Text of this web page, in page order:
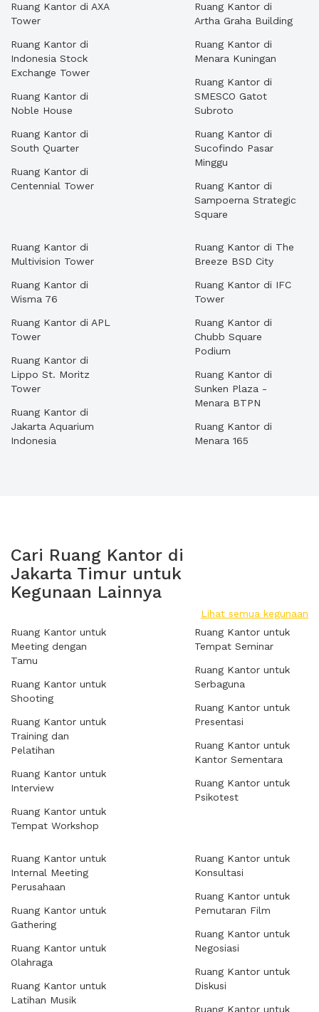
Ruang Kantor di AXA
Tower
Ruang Kantor di
Indonesia Stock
Exchange Tower
Ruang Kantor di
Noble House
Ruang Kantor di
South Quarter
Ruang Kantor di
Centennial Tower
Ruang Kantor di
Artha Graha Building
Ruang Kantor di
Menara Kuningan
Ruang Kantor di
SMESCO Gatot
Subroto
Ruang Kantor di
Sucofindo Pasar
Minggu
Ruang Kantor di
Sampoerna Strategic
Square
Ruang Kantor di
Multivision Tower
Ruang Kantor di
Wisma 76
Ruang Kantor di APL
Tower
Ruang Kantor di
Lippo St. Moritz
Tower
Ruang Kantor di
Jakarta Aquarium
Indonesia
Ruang Kantor di The
Breeze BSD City
Ruang Kantor di IFC
Tower
Ruang Kantor di
Chubb Square
Podium
Ruang Kantor di
Sunken Plaza -
Menara BTPN
Ruang Kantor di
Menara 165
Cari Ruang Kantor di
Jakarta Timur untuk
Kegunaan Lainnya
Lihat semua kegunaan
Ruang Kantor untuk
Meeting dengan
Tamu
Ruang Kantor untuk
Shooting
Ruang Kantor untuk
Training dan
Pelatihan
Ruang Kantor untuk
Interview
Ruang Kantor untuk
Tempat Workshop
Ruang Kantor untuk
Tempat Seminar
Ruang Kantor untuk
Serbaguna
Ruang Kantor untuk
Presentasi
Ruang Kantor untuk
Kantor Sementara
Ruang Kantor untuk
Psikotest
Ruang Kantor untuk
Internal Meeting
Perusahaan
Ruang Kantor untuk
Gathering
Ruang Kantor untuk
Olahraga
Ruang Kantor untuk
Latihan Musik
Ruang Kantor untuk
Konsultasi
Ruang Kantor untuk
Pemutaran Film
Ruang Kantor untuk
Negosiasi
Ruang Kantor untuk
Diskusi
Ruang Kantor untuk